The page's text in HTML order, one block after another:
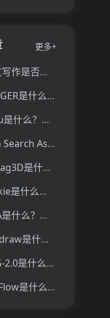
量，释放你的
Pi...
团队成员、对
话和工作流集
中在一个地
方,实现无缝
连接。主要功
能包括:组
更多+
AI论文写作是否靠谱？这6款论文AI写作神器真的可以让你效率翻倍
CHANGER是什么？一文让你看懂CHANGER的技术原理、主要功能、应用场景
Kiroku是什么？一文让你看懂Kiroku的技术原理、主要功能、应用场景
Vision Search Assistant是什么？一文让你看懂Vision Search Assistant的技术原理、主要功能、应用场景
MVDrag3D是什么？一文让你看懂MVDrag3D的技术原理、主要功能、应用场景
Chonkie是什么？一文让你看懂Chonkie的技术原理、主要功能、应用场景
MSQA是什么？一文让你看懂MSQA的技术原理、主要功能、应用场景
Excalidraw是什么？一文让你看懂Excalidraw的技术原理、主要功能、应用场景
RMBG-2.0是什么？一文让你看懂RMBG-2.0的技术原理、主要功能、应用场景
JanusFlow是什么？一文让你看懂JanusFlow的技术原理、主要功能、应用场景